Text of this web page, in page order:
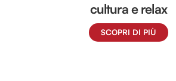
cultura e relax
SCOPRI DI PIÙ